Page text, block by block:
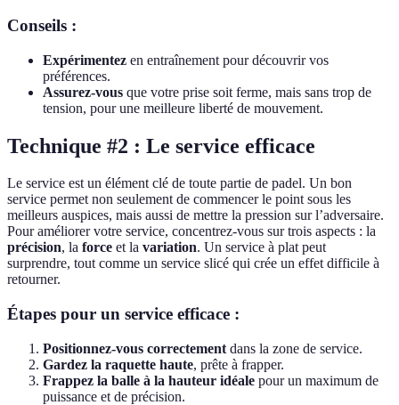
Conseils :
Expérimentez en entraînement pour découvrir vos
préférences.
Assurez-vous que votre prise soit ferme, mais sans trop de
tension, pour une meilleure liberté de mouvement.
Technique #2 : Le service efficace
Le service est un élément clé de toute partie de padel. Un bon
service permet non seulement de commencer le point sous les
meilleurs auspices, mais aussi de mettre la pression sur l’adversaire.
Pour améliorer votre service, concentrez-vous sur trois aspects : la
précision, la force et la variation. Un service à plat peut
surprendre, tout comme un service slicé qui crée un effet difficile à
retourner.
Étapes pour un service efficace :
Positionnez-vous correctement dans la zone de service.
Gardez la raquette haute, prête à frapper.
Frappez la balle à la hauteur idéale pour un maximum de
puissance et de précision.